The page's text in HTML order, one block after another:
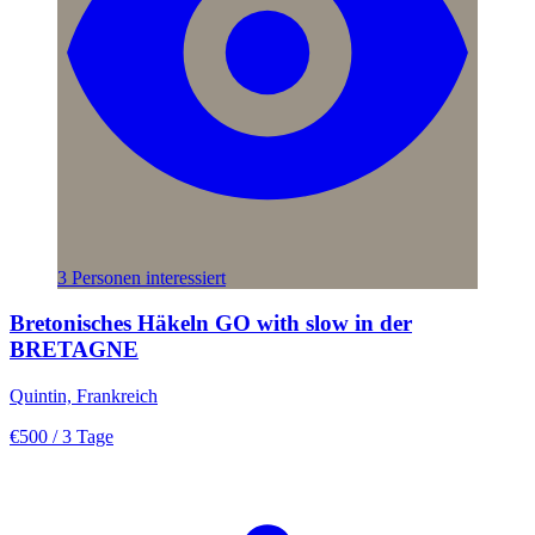
3 Personen interessiert
Bretonisches Häkeln GO with slow in der
BRETAGNE
Quintin, Frankreich
€500 / 3 Tage